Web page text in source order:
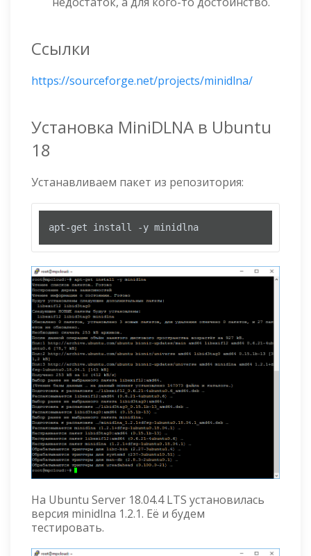
Ссылки
https://sourceforge.net/projects/minidlna/
Установка MiniDLNA в Ubuntu
18
Устанавливаем пакет из репозитория:
apt-get install -y minidlna
На Ubuntu Server 18.04.4 LTS установилась
версия minidlna 1.2.1. Её и будем
тестировать.